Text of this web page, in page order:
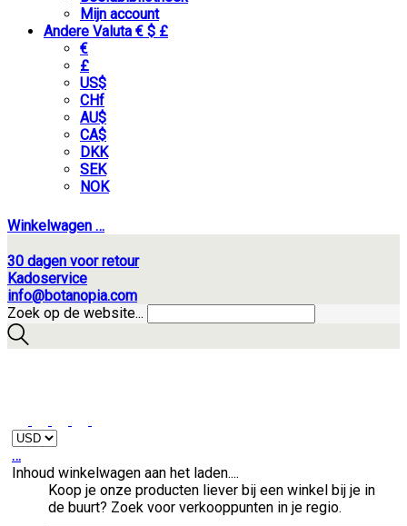
Mijn account
Andere Valuta € $ £
€
£
US$
CHf
AU$
CA$
DKK
SEK
NOK
Winkelwagen …
30 dagen voor retour
Kadoservice
info@botanopia.com
Zoek op de website...
…
Inhoud winkelwagen aan het laden....
Koop je onze producten liever bij een winkel bij je in
de buurt? Zoek voor verkooppunten in je regio.